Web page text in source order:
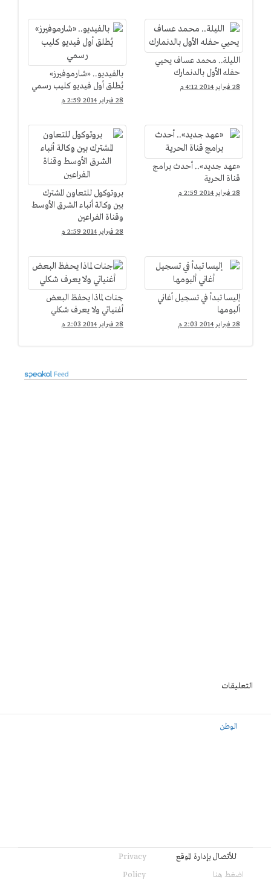
الليلة.. محمد عساف يحيي
حفله الأول بالدنمارك
28 فبراير 2014 4:12 م
بالفيديو.. «شارموفيرز»
يُطلق أول فيديو كليب رسمي
28 فبراير 2014 2:59 م
«عهد جديد».. أحدث برامج
قناة الحرية
28 فبراير 2014 2:59 م
بروتوكول للتعاون المشترك
بين وكالة أنباء الشرق الأوسط
وقناة الفراعين
28 فبراير 2014 2:59 م
إليسا تبدأ في تسجيل أغاني
ألبومها
28 فبراير 2014 2:03 م
جنات لماذا يحفظ البعض
أغنياتي ولا يعرف شكلي
28 فبراير 2014 2:03 م
التعليقات
الوطن
للأتصال بإدارة الموقع
اضغط هنا
Privacy
Policy